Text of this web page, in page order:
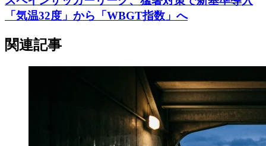
「気温32度」から「WBGT指数」へ
関連記事